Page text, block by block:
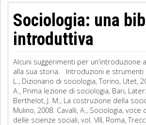
Sociologia: una
introduttiva
Alcuni suggerimenti per un'introduzione
alla sua storia. Introduzioni e strumenti
L., Dizionario di sociologia, Torino, Utet,
A., Prima lezione di sociologia, Bari,
Berthelot, J. M., La costruzione della
Mulino, 2008. Cavalli, A., Sociologia, voce
delle scienze sociali, vol. VIII, Roma,